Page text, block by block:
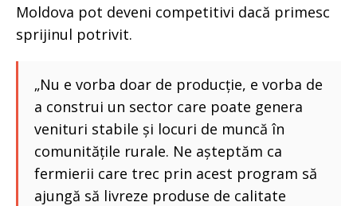
Moldova pot deveni competitivi dacă primesc
sprijinul potrivit.
„Nu e vorba doar de producție, e vorba de
a construi un sector care poate genera
venituri stabile și locuri de muncă în
comunitățile rurale. Ne așteptăm ca
fermierii care trec prin acest program să
ajungă să livreze produse de calitate